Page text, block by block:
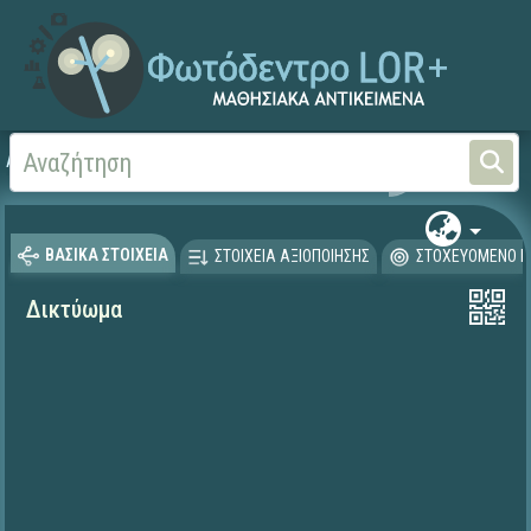
Αρχική ΕΡΓΑ ΙΤΥΕ 1996-2008
ΒΑΣΙΚΑ ΣΤΟΙΧΕΙΑ ΣΤΟΙΧΕΙΑ ΑΞΙΟΠΟΙΗΣΗΣ ΣΤΟΧΕΥΟΜΕΝΟ
Δικτύωμα